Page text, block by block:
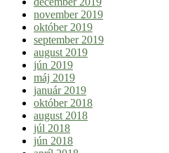
november 2019
október 2019
september 2019
august 2019
jún 2019
máj 2019
január 2019
október 2018
august 2018
júl 2018
jún 2018